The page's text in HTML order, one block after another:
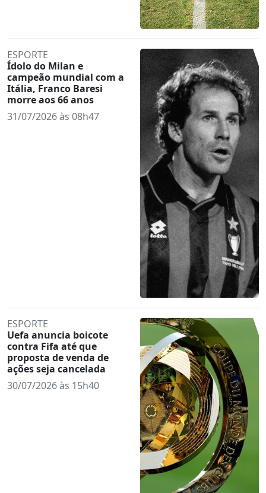
ESPORTE
Ídolo do Milan e
campeão mundial com a
Itália, Franco Baresi
morre aos 66 anos
31/07/2026 às 08h47
ESPORTE
Uefa anuncia boicote
contra Fifa até que
proposta de venda de
ações seja cancelada
30/07/2026 às 15h40